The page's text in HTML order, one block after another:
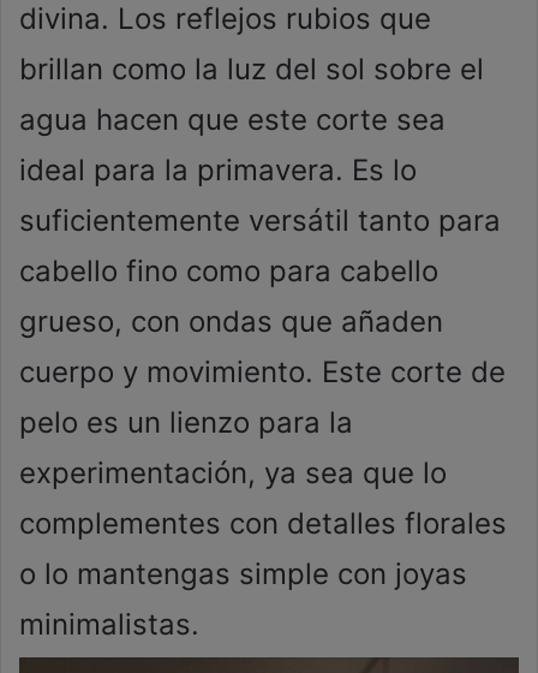
divina. Los reflejos rubios que
brillan como la luz del sol sobre el
agua hacen que este corte sea
ideal para la primavera. Es lo
suficientemente versátil tanto para
cabello fino como para cabello
grueso, con ondas que añaden
cuerpo y movimiento. Este corte de
pelo es un lienzo para la
experimentación, ya sea que lo
complementes con detalles florales
o lo mantengas simple con joyas
minimalistas.